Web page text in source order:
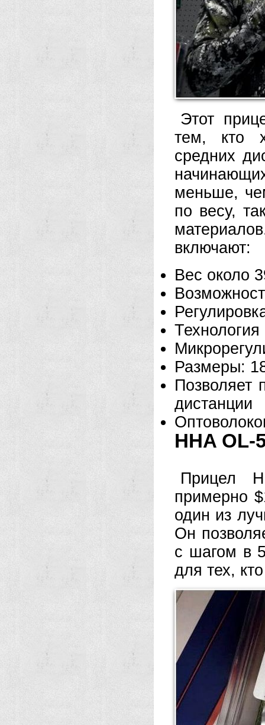
Этот
тем, кто
средних
меньше,
по весу,
включают:
Вес около
Размеры:
Позволяет
дистанции
HHA OL-
Прицел
примерно
один из
Он
с шагом в
для тех,